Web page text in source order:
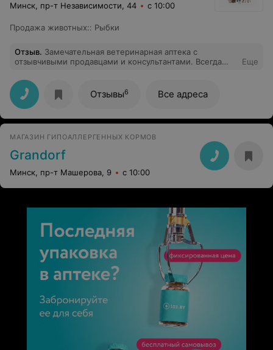
Минск, пр-т Независимости, 44 с 10:00
Продажа животных:: Рыбки
Отзыв. Замечательная ветеринарная аптека с
отзывчивыми продавцами и консультантами. Всегда
Еще
Отзывы6 Все адреса
МАГАЗИН ГИПОАЛЛЕРГЕННЫХ КОРМОВ
Grandorf
Минск, пр-т Машерова, 9 с 10:00